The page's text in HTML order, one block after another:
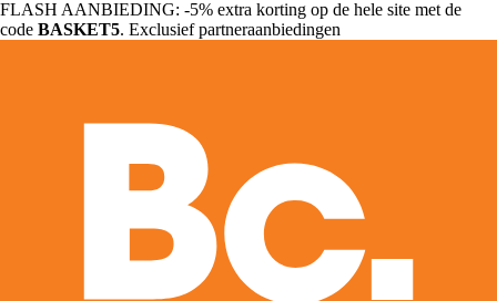
FLASH AANBIEDING: -5% extra korting op de hele site met de
code BASKET5. Exclusief partneraanbiedingen